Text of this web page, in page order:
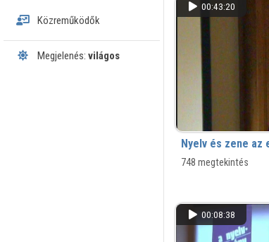
Közreműködők
Megjelenés: világos
00:43:20
Nyelv és zene
748 megtekintés
00:08:38